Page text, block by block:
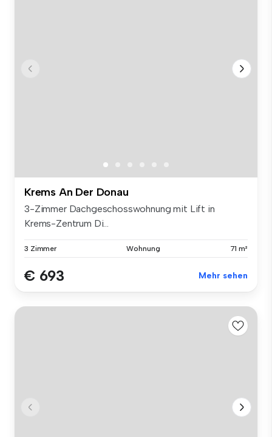
Krems An Der Donau
3-Zimmer Dachgeschosswohnung mit Lift in
Krems-Zentrum Di...
3 Zimmer Wohnung 71 m²
€ 693 Mehr sehen